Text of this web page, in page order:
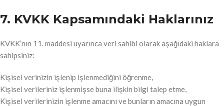
7. KVKK Kapsamındaki Haklarınız
KVKK’nın 11. maddesi uyarınca veri sahibi olarak aşağıdaki haklara
sahipsiniz:
Kişisel verinizin işlenip işlenmediğini öğrenme,
Kişisel verileriniz işlenmişse buna ilişkin bilgi talep etme,
Kişisel verilerinizin işlenme amacını ve bunların amacına uygun